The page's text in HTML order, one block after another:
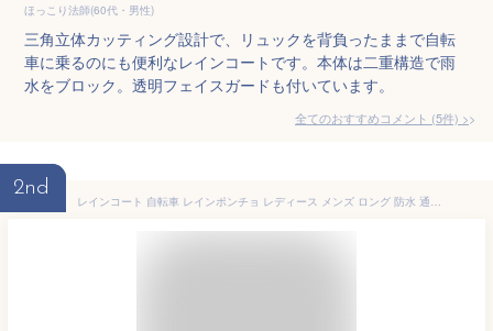
ほっこり法師(60代・男性)
三角立体カッティング設計で、リュックを背負ったままで自転
車に乗るのにも便利なレインコートです。本体は二重構造で雨
水をブロック。透明フェイスガードも付いています。
全てのおすすめコメント (5件) >
2nd
レインコート 自転車 レインポンチョ レディース メンズ ロング 防水 通勤 通学用 リュック対応 リュックを背負ったまま レインウェア ユニセックス 男性用 女性用 送料無料 3340 ハイポンチョ